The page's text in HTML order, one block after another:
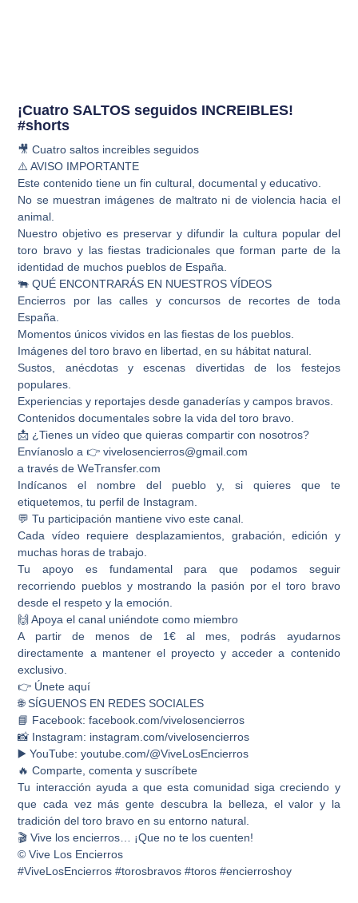
¡Cuatro SALTOS seguidos INCREIBLES!
#shorts
🎥 Cuatro saltos increibles seguidos
⚠️ AVISO IMPORTANTE
Este contenido tiene un fin cultural, documental y educativo.
No se muestran imágenes de maltrato ni de violencia hacia el
animal.
Nuestro objetivo es preservar y difundir la cultura popular del
toro bravo y las fiestas tradicionales que forman parte de la
identidad de muchos pueblos de España.
🐃 QUÉ ENCONTRARÁS EN NUESTROS VÍDEOS
Encierros por las calles y concursos de recortes de toda
España.
Momentos únicos vividos en las fiestas de los pueblos.
Imágenes del toro bravo en libertad, en su hábitat natural.
Sustos, anécdotas y escenas divertidas de los festejos
populares.
Experiencias y reportajes desde ganaderías y campos bravos.
Contenidos documentales sobre la vida del toro bravo.
📩 ¿Tienes un vídeo que quieras compartir con nosotros?
Envíanoslo a 👉 vivelosencierros@gmail.com
a través de WeTransfer.com
Indícanos el nombre del pueblo y, si quieres que te
etiquetemos, tu perfil de Instagram.
💬 Tu participación mantiene vivo este canal.
Cada vídeo requiere desplazamientos, grabación, edición y
muchas horas de trabajo.
Tu apoyo es fundamental para que podamos seguir
recorriendo pueblos y mostrando la pasión por el toro bravo
desde el respeto y la emoción.
🙌 Apoya el canal uniéndote como miembro
A partir de menos de 1€ al mes, podrás ayudarnos
directamente a mantener el proyecto y acceder a contenido
exclusivo.
👉 Únete aquí
🌐 SÍGUENOS EN REDES SOCIALES
📘 Facebook: facebook.com/vivelosencierros
📸 Instagram: instagram.com/vivelosencierros
▶️ YouTube: youtube.com/@ViveLosEncierros
🔥 Comparte, comenta y suscríbete
Tu interacción ayuda a que esta comunidad siga creciendo y
que cada vez más gente descubra la belleza, el valor y la
tradición del toro bravo en su entorno natural.
🎬 Vive los encierros… ¡Que no te los cuenten!
© Vive Los Encierros
#ViveLosEncierros #torosbravos #toros #encierroshoy